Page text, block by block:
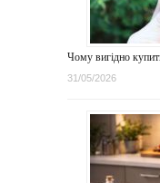
Чому вигідно
31/05/2026